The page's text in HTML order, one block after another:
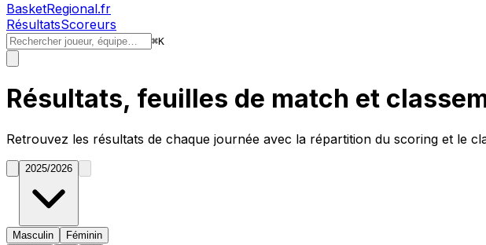
BasketRegional.fr
RésultatsScoreurs
⌘K
Résultats, feuilles de match et
Retrouvez les résultats de chaque journée avec la répartition du scoring et le
2025/2026
Masculin
Féminin